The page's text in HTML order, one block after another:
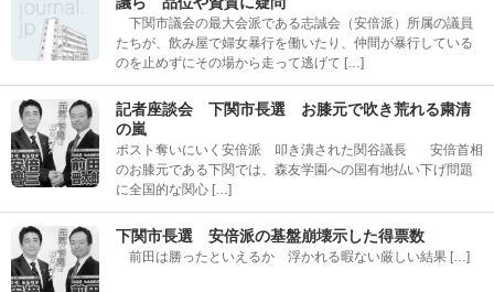
下関市議会の最大会派である志誠会（安倍派）所属の議員
たちが、飲み屋で婦女暴行を働いたり、仲間が暴行している
のを止めずにその場から走って逃げて […]
記者座談会 下関市長選 お膝元で吹き荒れる粛清
の嵐
ポスト奪いにいく安倍派 叩き潰された関谷議長 安倍首相
のお膝元である下関では、森友学園への国有地払い下げ問題
に全国的な関心 […]
下関市長選 安倍派の基盤崩壊示した得票数
前田は勝ったといえるか 浮かれる暇ない厳しい結果 […]